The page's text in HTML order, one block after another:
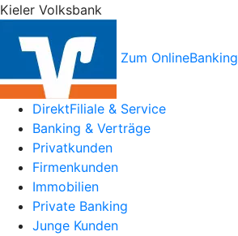
Kieler Volksbank
Zum OnlineBanking
DirektFiliale & Service
Banking & Verträge
Privatkunden
Firmenkunden
Immobilien
Private Banking
Junge Kunden